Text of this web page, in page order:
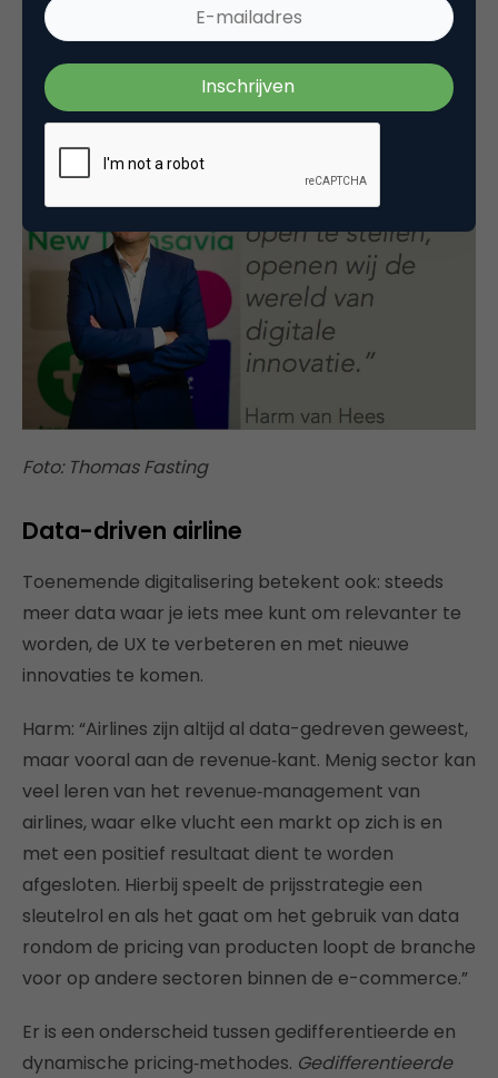
bouwen. Harm: “Door de technologie open te
stellen, openen wij de wereld van digitale
innovatie.”
Foto: Thomas Fasting
Data-driven airline
Toenemende digitalisering betekent ook: steeds
meer data waar je iets mee kunt om relevanter te
worden, de UX te verbeteren en met nieuwe
innovaties te komen.
Harm: “Airlines zijn altijd al data-gedreven geweest,
maar vooral aan de revenue‑kant. Menig sector kan
veel leren van het revenue‑management van
airlines, waar elke vlucht een markt op zich is en
met een positief resultaat dient te worden
afgesloten. Hierbij speelt de prijsstrategie een
sleutelrol en als het gaat om het gebruik van data
rondom de pricing van producten loopt de branche
voor op andere sectoren binnen de e-commerce.”
Er is een onderscheid tussen gedifferentieerde en
dynamische pricing‑methodes. Gedifferentieerde